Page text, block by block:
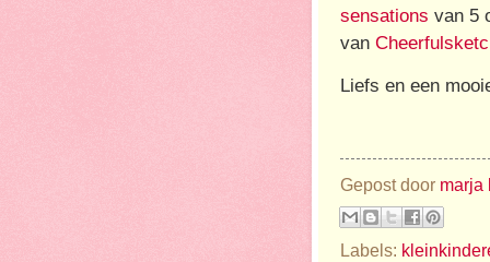
sensations van 5
van
Liefs en een
Gepost door marja
Labels: